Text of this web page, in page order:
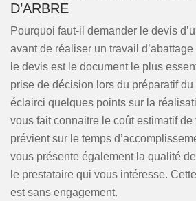
D’ARBRE
Pourquoi faut-il demander le devis
avant de réaliser un travail d’abattage
le devis est le document le plus
prise de décision lors du préparatif
éclairci quelques points sur la
vous fait connaitre le coût estimatif de
prévient sur le temps
vous présente également la qualité
le prestataire qui vous intéresse.
est sans engagement.